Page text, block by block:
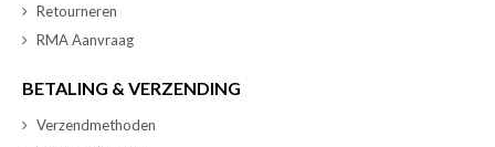
Retourneren
RMA Aanvraag
BETALING & VERZENDING
Verzendmethoden